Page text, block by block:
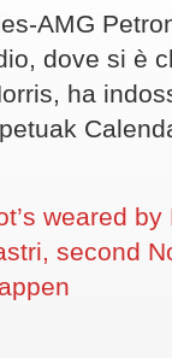
AMG
dove si è
ha
weared
second